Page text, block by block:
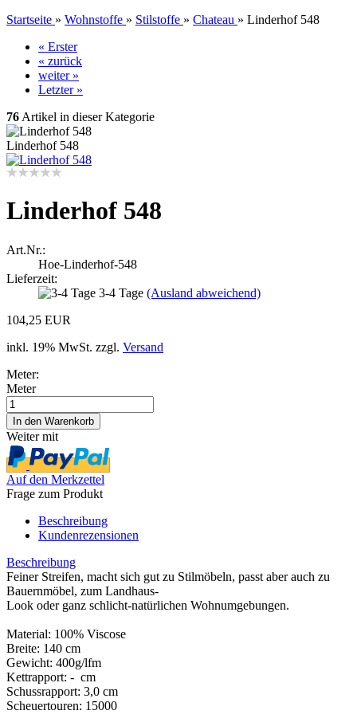
Startseite » Wohnstoffe » Stilstoffe » Chateau » Linderhof 548
« Erster
« zurück
weiter »
Letzter »
76 Artikel in dieser Kategorie
Linderhof 548
Linderhof 548
Art.Nr.:
Hoe-Linderhof-548
Lieferzeit:
3-4 Tage (Ausland abweichend)
104,25 EUR
inkl. 19% MwSt. zzgl. Versand
Meter:
Meter
Weiter mit
Auf den Merkzettel
Frage zum Produkt
Beschreibung
Kundenrezensionen
Beschreibung
Feiner Streifen, macht sich gut zu Stilmöbeln, passt aber auch zu
Bauernmöbel, zum Landhaus-
Look oder ganz schlicht-natürlichen Wohnumgebungen.
Material: 100% Viscose
Breite: 140 cm
Gewicht: 400g/lfm
Kettrapport: - cm
Schussrapport: 3,0 cm
Scheuertouren: 15000